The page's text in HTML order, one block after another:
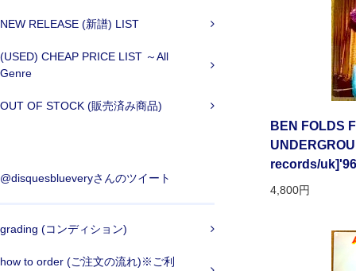
NEW RELEASE (新譜) LIST
(USED) CHEAP PRICE LIST ～All
Genre
OUT OF STOCK (販売済み商品)
@disquesblueveryさんのツイート
grading (コンディション)
how to order (ご注文の流れ)※ご利
BEN FOLDS
records/
4,800円